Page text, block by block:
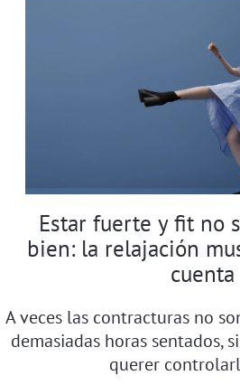
Estar fuerte y fit no
bien: la relajación
cuenta
A veces las contracturas no
demasiadas horas sentados,
querer